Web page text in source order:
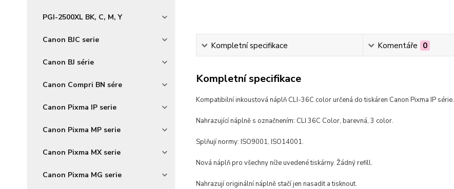
PGI-2500XL BK, C, M, Y
Canon BJC serie
Canon BJ série
Canon Compri BN sére
Canon Pixma IP serie
Canon Pixma MP serie
Canon Pixma MX serie
Canon Pixma MG serie
Kompletní specifikace Komentáře 0
Kompletní specifikace
Kompatibilní inkoustová náplň CLI-36C color určená do tiskáren Canon Pixma IP série.
Nahrazující náplně s označnením: CLI 36C Color, barevná, 3 color.
Splňují normy: ISO9001, ISO14001.
Nová náplň pro všechny níže uvedené tiskárny. Žádný refill.
Nahrazují originální náplně stačí jen nasadit a tisknout.